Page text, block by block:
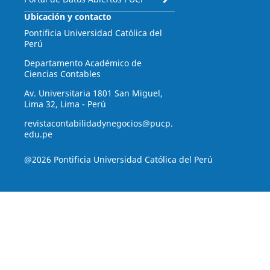
Ubicación y contacto
Pontificia Universidad Católica del
Perú
Departamento Académico de
Ciencias Contables
Av. Universitaria 1801 San Miguel,
Lima 32, Lima - Perú
revistacontabilidadynegocios@pucp.
edu.pe
@2026 Pontificia Universidad Católica del Perú